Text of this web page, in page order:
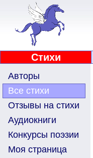
Стихи
Авторы
Все стихи
Отзывы на стихи
Аудиокниги
Конкурсы поэзии
Моя страница